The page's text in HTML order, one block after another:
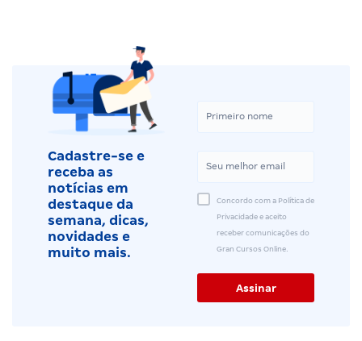
Cadastre-se e
receba as
notícias em
destaque da
semana, dicas,
novidades e
muito mais.
Concordo com a Política de
Privacidade e aceito
receber comunicações do
Gran Cursos Online.